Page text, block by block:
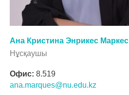
Ана Кристина Энрикес Маркес
Нұсқаушы
Офис: 8.519
ana.marques@nu.edu.kz